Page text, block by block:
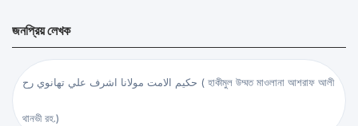
জনপ্রিয় লেখক
حكيم الامت مولانا اشرف علي تهانوي رح ( হাকীমুল উম্মত মাওলানা আশরাফ আলী
থানভী রহ.)